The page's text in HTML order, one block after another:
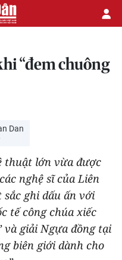
“đem chuông
Dan
thuật lớn vừa được
nghệ sĩ của Liên
sắc ghi dấu ấn với
tế công chúa xiếc
và giải Ngựa đồng tại
biên giới dành cho